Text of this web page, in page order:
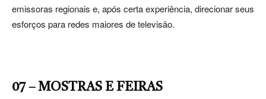
emissoras regionais e, após certa experiência, direcionar seus
esforços para redes maiores de televisão.
07 – MOSTRAS E FEIRAS